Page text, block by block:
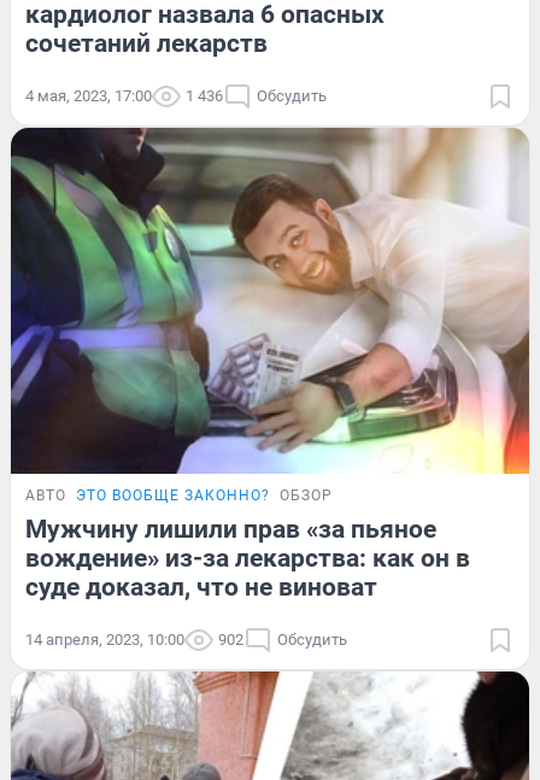
кардиолог назвала 6 опасных
сочетаний лекарств
4 мая, 2023, 17:00 1 436 Обсудить
АВТО ЭТО ВООБЩЕ ЗАКОННО? ОБЗОР
Мужчину лишили прав «за пьяное
вождение» из-за лекарства: как он в
суде доказал, что не виноват
14 апреля, 2023, 10:00 902 Обсудить